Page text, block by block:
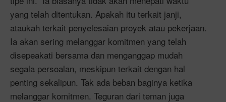
yang telah ditentukan. Apakah itu terkait janji,
ataukah terkait penyelesaian proyek atau pekerjaan.
Ia akan sering melanggar komitmen yang telah
disepeakati bersama dan menganggap mudah
segala persoalan, meskipun terkait dengan hal
penting sekalipun. Tak ada beban baginya ketika
melanggar komitmen. Teguran dari teman juga